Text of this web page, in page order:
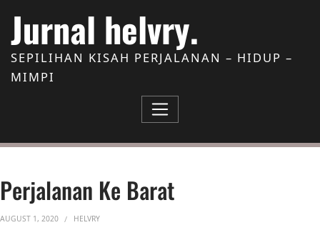
Jurnal helvry.
SEPILIHAN KISAH PERJALANAN – HIDUP –
MIMPI
Perjalanan Ke Barat
AUGUST 1, 2020 HELVRY